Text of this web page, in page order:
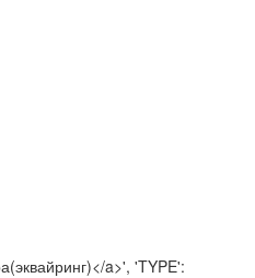
a>', 'TYPE':